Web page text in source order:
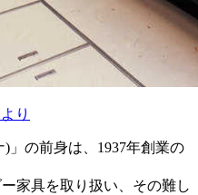
り
」の前身は、1937年創業の
家具を取り扱い、その難し